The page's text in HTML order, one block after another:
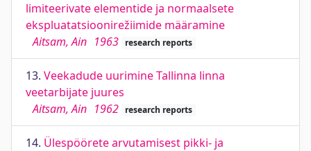
limiteerivate elementide ja normaalsete
ekspluatatsioonirežiimide määramine
Aitsam, Ain 1963 research reports
13. Veekadude uurimine Tallinna linna
veetarbijate juures
Aitsam, Ain 1962 research reports
14. Ülespöörete arvutamisest pikki- ja